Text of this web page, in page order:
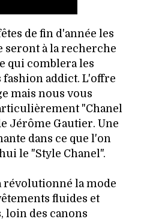
DE RUE
MARQUES
& LOISIRS
de fin d'année les
seront à la recherche
qui comblera les
fashion addict. L'offre
mais nous vous
"Chanel
Jérôme Gautier. Une
dans ce que l'on
le "Style Chanel".
révolutionné la mode
fluides et
loin des canons